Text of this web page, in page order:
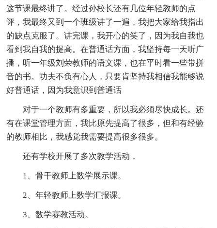
这节课最终讲了。经过孙校长还有几位年轻教师的点
评，我最终又到一个班级讲了一遍，我把大家给我指出
的缺点克服了。讲完课，我开心的笑了，因为我自我也
看到我自我的提高。在普通话方面，我坚持每一天听广
播，听一年级刘荣教师的语文课，也在平时看一些带拼
音的书。功夫不负有心人，只要肯坚持我相信我能够说
好普通话，因为我意识到普通话
对于一个教师有多重要，所以我必须尽快成长。还
有在课堂管理方面，我比原先提高了很多，但和有经验
的教师相比，我感觉我需要提高很多很多。
还有学校开展了多次教学活动，
1、骨干教师上数学展示课。
2、年轻教师上数学汇报课。
3、数学赛教活动。